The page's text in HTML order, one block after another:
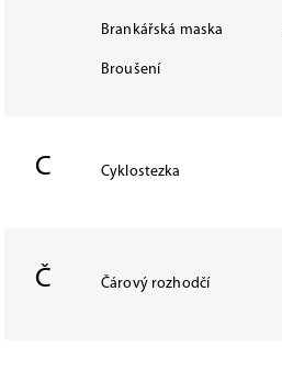
Brankářská maska
Broušení
C Cyklostezka
Č Čárový rozhodčí